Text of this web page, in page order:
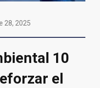
28, 2025
10
el